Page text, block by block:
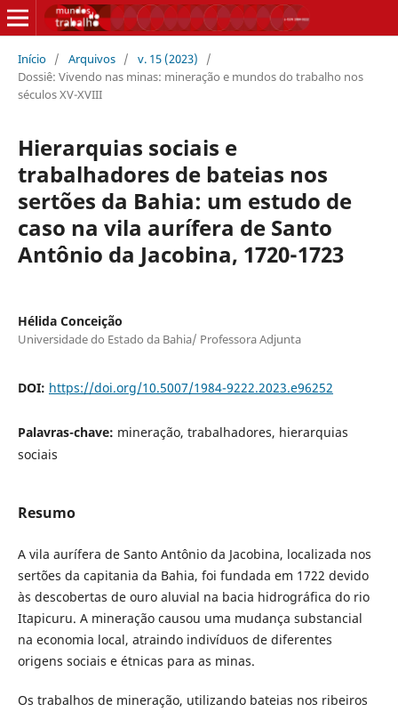
Início / Arquivos / v. 15 (2023)
/
Dossiê: Vivendo nas minas: mineração e mundos do trabalho nos
séculos XV-XVIII
Hierarquias sociais e
trabalhadores de bateias nos
sertões da Bahia: um estudo de
caso na vila aurífera de Santo
Antônio da Jacobina, 1720-1723
Hélida Conceição
Universidade do Estado da Bahia/ Professora Adjunta
DOI: https://doi.org/10.5007/1984-9222.2023.e96252
Palavras-chave: mineração, trabalhadores, hierarquias
sociais
Resumo
A vila aurífera de Santo Antônio da Jacobina, localizada nos
sertões da capitania da Bahia, foi fundada em 1722 devido
às descobertas de ouro aluvial na bacia hidrográfica do rio
Itapicuru. A mineração causou uma mudança substancial
na economia local, atraindo indivíduos de diferentes
origens sociais e étnicas para as minas.
Os trabalhos de mineração, utilizando bateias nos ribeiros